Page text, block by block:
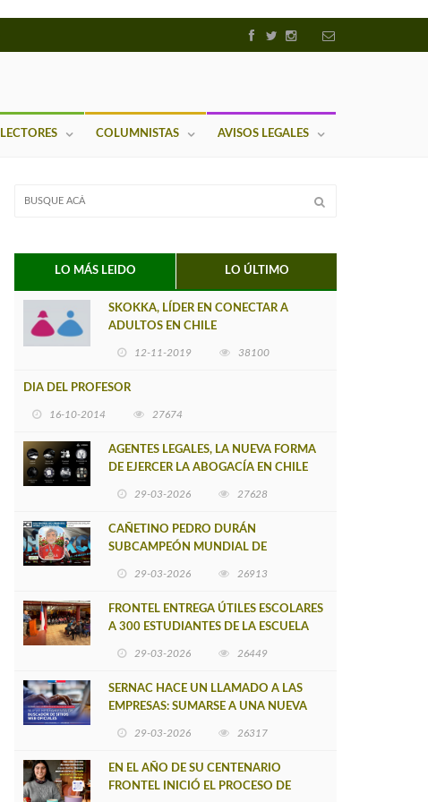
LECTORES COLUMNISTAS AVISOS LEGALES
LO MÁS LEIDO LO ÚLTIMO
SKOKKA, LÍDER EN CONECTAR A
ADULTOS EN CHILE
12-11-2019 38100
DIA DEL PROFESOR
16-10-2014 27674
AGENTES LEGALES, LA NUEVA FORMA
DE EJERCER LA ABOGACÍA EN CHILE
29-03-2026 27628
CAÑETINO PEDRO DURÁN
SUBCAMPEÓN MUNDIAL DE
29-03-2026 26913
FRONTEL ENTREGA ÚTILES ESCOLARES
A 300 ESTUDIANTES DE LA ESCUELA
29-03-2026 26449
SERNAC HACE UN LLAMADO A LAS
EMPRESAS: SUMARSE A UNA NUEVA
29-03-2026 26317
EN EL AÑO DE SU CENTENARIO
FRONTEL INICIÓ EL PROCESO DE